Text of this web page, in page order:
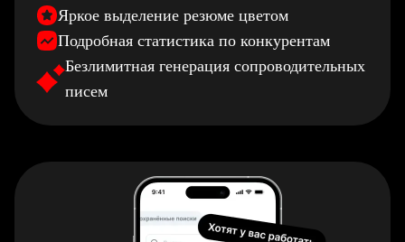
Яркое выделение резюме цветом
Подробная статистика по конкурентам
Безлимитная генерация сопроводительных
писем